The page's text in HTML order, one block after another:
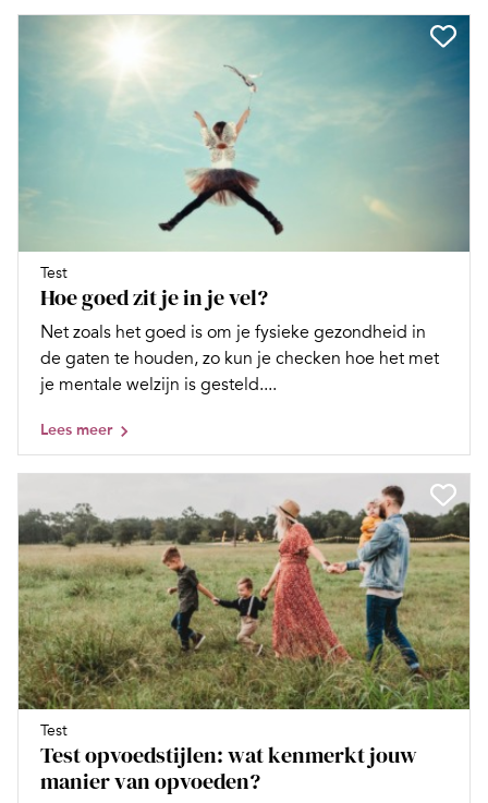
Test
Hoe goed zit je in je vel?
Net zoals het goed is om je fysieke gezondheid in
de gaten te houden, zo kun je checken hoe het met
je mentale welzijn is gesteld....
Lees meer
Test
Test opvoedstijlen: wat kenmerkt jouw
manier van opvoeden?